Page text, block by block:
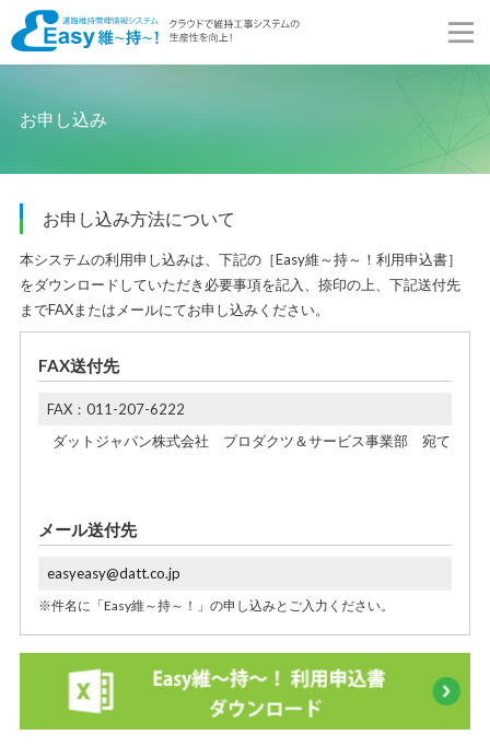
お申し込み
お申し込み方法について
本システムの利用申し込みは、下記の［Easy維～持～！利用申込書］
をダウンロードしていただき必要事項を記入、捺印の上、下記送付先
までFAXまたはメールにてお申し込みください。
FAX送付先
FAX：011-207-6222
ダットジャパン株式会社 プロダクツ＆サービス事業部 宛て
メール送付先
easyeasy@datt.co.jp
※件名に「Easy維～持～！」の申し込みとご入力ください。